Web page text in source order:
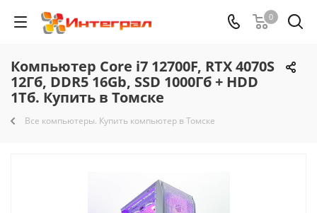
0
Компьютер Core i7 12700F, RTX 4070S
12Гб, DDR5 16Gb, SSD 1000Гб + HDD
1Тб. Купить в Томске
Все компьютеры. Купить компьютер в Томске